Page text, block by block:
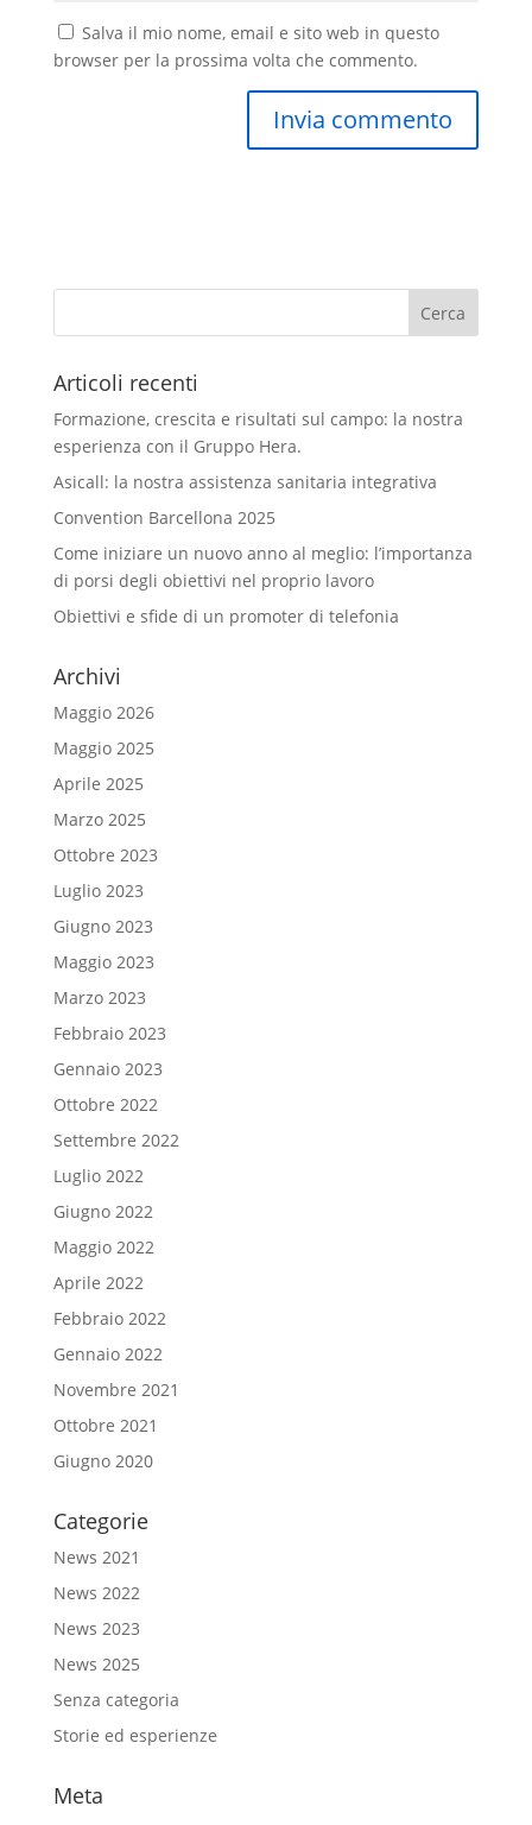
Salva il mio nome, email e sito web in questo
browser per la prossima volta che commento.
Articoli recenti
Formazione, crescita e risultati sul campo: la nostra
esperienza con il Gruppo Hera.
Asicall: la nostra assistenza sanitaria integrativa
Convention Barcellona 2025
Come iniziare un nuovo anno al meglio: l’importanza
di porsi degli obiettivi nel proprio lavoro
Obiettivi e sfide di un promoter di telefonia
Archivi
Maggio 2026
Maggio 2025
Aprile 2025
Marzo 2025
Ottobre 2023
Luglio 2023
Giugno 2023
Maggio 2023
Marzo 2023
Febbraio 2023
Gennaio 2023
Ottobre 2022
Settembre 2022
Luglio 2022
Giugno 2022
Maggio 2022
Aprile 2022
Febbraio 2022
Gennaio 2022
Novembre 2021
Ottobre 2021
Giugno 2020
Categorie
News 2021
News 2022
News 2023
News 2025
Senza categoria
Storie ed esperienze
Meta